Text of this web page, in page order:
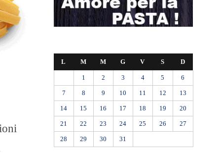
L M M G V S D
1 2 3 4 5 6
7 8 9 10 11 12 13
14 15 16 17 18 19 20
21 22 23 24 25 26 27
28 29 30 31